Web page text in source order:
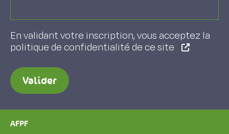
En validant votre inscription, vous acceptez la
politique de confidentialité de ce site
Valider
AFPF